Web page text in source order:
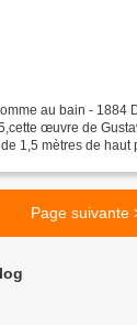
au bain - 1884
œuvre de
1,5 mètres de
Page suivante